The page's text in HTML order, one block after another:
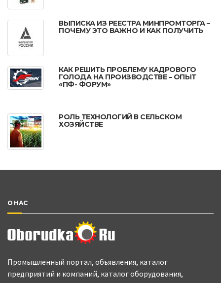
ВЫПИСКА ИЗ РЕЕСТРА МИНПРОМТОРГА –
ПОЧЕМУ ЭТО ВАЖНО И КАК ПОЛУЧИТЬ
КАК РЕШИТЬ ПРОБЛЕМУ КАДРОВОГО
ГОЛОДА НА ПРОИЗВОДСТВЕ – ОПЫТ
«ПФ- ФОРУМ»
РОЛЬ ТЕХНОЛОГИЙ В СЕЛЬСКОМ
ХОЗЯЙСТВЕ
О НАС
Промышленный портал, объявления, каталог
предприятий и компаний, каталог оборудования,